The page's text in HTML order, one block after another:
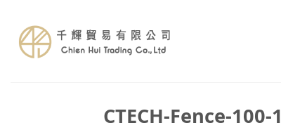
content
CTECH-Fence-100-1